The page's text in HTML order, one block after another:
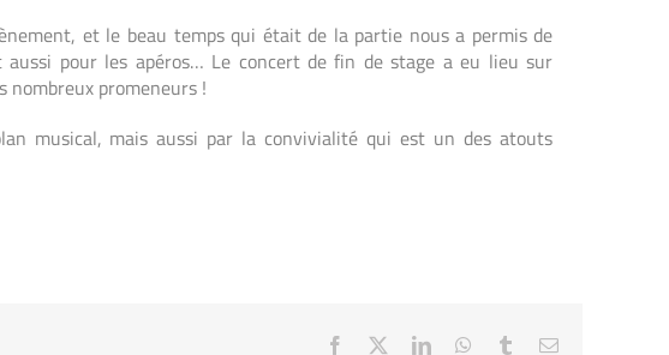
et le beau temps qui était de la partie nous a permis de
pour les apéros… Le concert de fin de stage a eu lieu sur
nombreux promeneurs !
musical, mais aussi par la convivialité qui est un des atouts
Facebook LinkedInWhatsApp
TumblrEmail